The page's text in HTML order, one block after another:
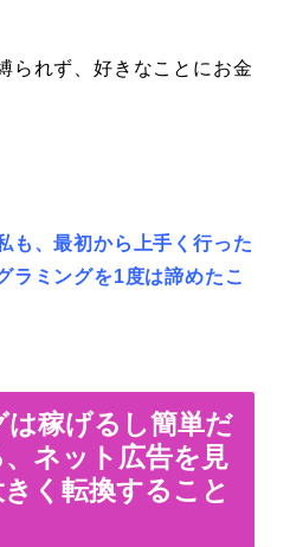
られず、好きなことにお金
も、最初から上手く行った
ラミングを1度は諦めたこ
稼げるし簡単だ
ネット広告を見
く転換すること